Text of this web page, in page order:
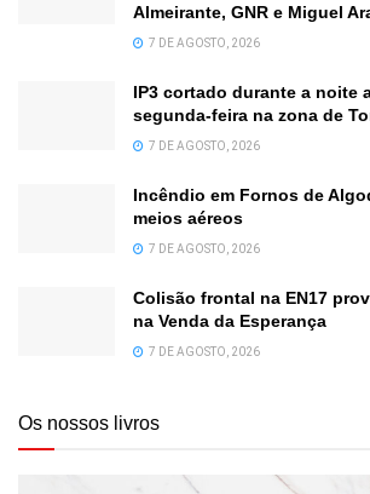
Almeirante, GNR e Miguel
7 DE AGOSTO, 2026
IP3 cortado durante a noite
segunda-feira na zona de
7 DE AGOSTO, 2026
Incêndio em Fornos de
meios aéreos
7 DE AGOSTO, 2026
Colisão frontal na EN17
na Venda da Esperança
7 DE AGOSTO, 2026
Os nossos livros